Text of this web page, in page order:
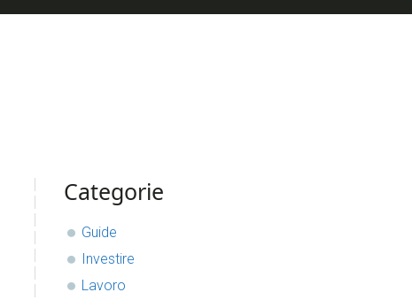
sidebar
Blog
Categorie
Guide
Investire
Lavoro